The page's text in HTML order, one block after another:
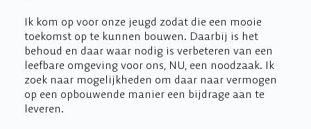
Ik kom op voor onze jeugd zodat die een mooie
toekomst op te kunnen bouwen. Daarbij is het
behoud en daar waar nodig is verbeteren van een
leefbare omgeving voor ons, NU, een noodzaak. Ik
zoek naar mogelijkheden om daar naar vermogen
op een opbouwende manier een bijdrage aan te
leveren.